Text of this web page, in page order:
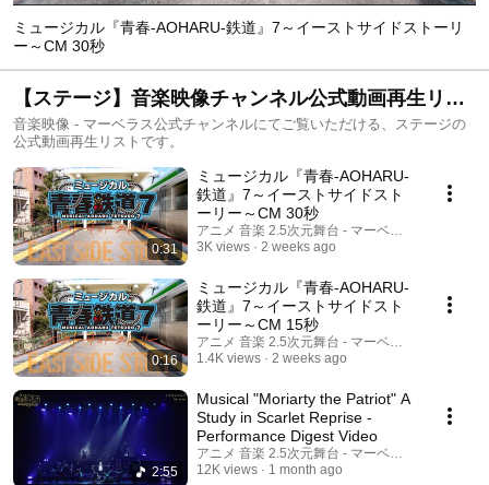
ミュージカル『青春-AOHARU-鉄道』7～イーストサイドストーリ
ー～CM 30秒
【ステージ】音楽映像チャンネル公式動画再生リス
ト
音楽映像 - マーベラス公式チャンネルにてご覧いただける、ステージの
公式動画再生リストです。
0:31
ミュージカル『青春-AOHARU-
鉄道』7～イーストサイドスト
ーリー～CM 30秒
アニメ 音楽 2.5次元舞台 - マーベラス公式チャン
3K views
2 weeks ago
0:16
ミュージカル『青春-AOHARU-
鉄道』7～イーストサイドスト
ーリー～CM 15秒
アニメ 音楽 2.5次元舞台 - マーベラス公式チャン
1.4K views
2 weeks ago
2:55
Musical "Moriarty the Patriot" A
Study in Scarlet Reprise -
Performance Digest Video
アニメ 音楽 2.5次元舞台 - マーベラス公式チャン
12K views
1 month ago